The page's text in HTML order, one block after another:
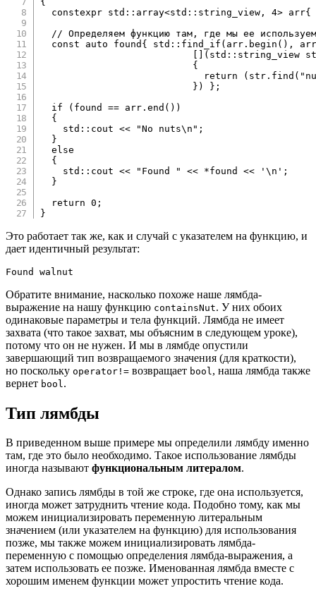
constexpr std :: array<std :: string_view , 4> arr{
// Определяем функцию там, где мы ее
const
auto found { std :: find_if ( arr . begin ( ) ,
[ ] ( std :: string_view
{
return
( str . find (
} ) } ;
if
( found == arr .end ( ) )
{
    std
:: cout << "No nuts\n" ;
}
else
{
    std
:: cout << "Found " << *found << '\n' ;
}
return
0 ;
}
Это работает так же, как и случай с указателем на функцию, и
дает идентичный результат:
Found walnut
Обратите внимание, насколько похоже наше лямбда-
выражение на нашу функцию containsNut. У них обоих
одинаковые параметры и тела функций. Лямбда не имеет
захвата (что такое захват, мы объясним в следующем уроке),
потому что он не нужен. И мы в лямбде опустили
завершающий тип возвращаемого значения (для краткости),
но поскольку operator!= возвращает bool , наша лямбда также
вернет bool .
Тип лямбды
В приведенном выше примере мы определили лямбду именно
там, где это было необходимо. Такое использование лямбды
иногда называют функциональным литералом.
Однако запись лямбды в той же строке, где она используется,
иногда может затруднить чтение кода. Подобно тому, как мы
можем инициализировать переменную литеральным
значением (или указателем на функцию) для использования
позже, мы также можем инициализировать лямбда-
переменную с помощью определения лямбда-выражения, а
затем использовать ее позже. Именованная лямбда вместе с
хорошим именем функции может упростить чтение кода.